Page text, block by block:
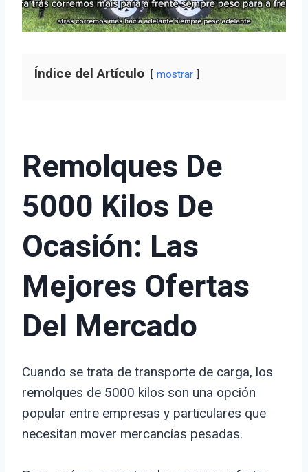
Índice del Artículo mostrar
Remolques De
5000 Kilos De
Ocasión: Las
Mejores Ofertas
Del Mercado
Cuando se trata de transporte de carga, los
remolques de 5000 kilos son una opción
popular entre empresas y particulares que
necesitan mover mercancías pesadas.